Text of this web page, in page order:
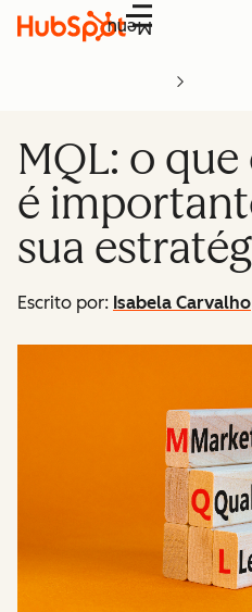
Menu
MQL: o
é
sua
Escrito por: Isabela Carvalho